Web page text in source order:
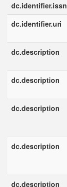
dc.identifier.issn
dc.identifier.uri
dc.description
dc.description
dc.description
dc.description
dc.description